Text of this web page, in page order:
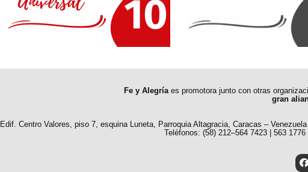
Fe y Alegría es promotora junto con otras
gran
Edif. Centro Valores, piso 7, esquina Luneta, Parroquia Altagracia, Caracas –
Teléfonos: (58) 212–564 7423 | 563